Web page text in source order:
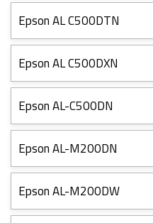
Epson AL C500DTN
Epson AL C500DXN
Epson AL-C500DN
Epson AL-M200DN
Epson AL-M200DW